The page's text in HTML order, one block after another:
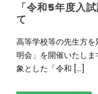
「令和5年度入
て
高等学校等の先生方
明会」を開催いたし
象とした「令和 […]